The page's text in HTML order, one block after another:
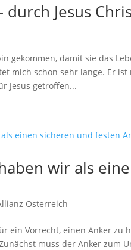
durch Jesus
gekommen, damit sie das
mich schon sehr lange. Er
Jesus getroffen...
wir als
Österreich
ein Vorrecht, einen Anker
muss der Anker zum